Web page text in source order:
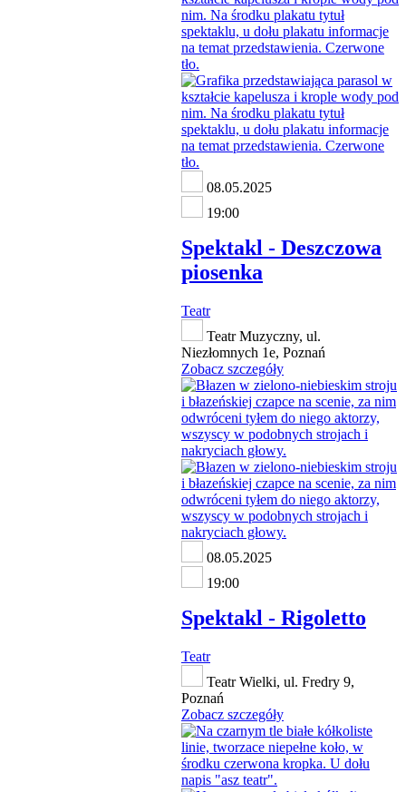
08.05.2025
19:00
Spektakl - Deszczowa
piosenka
Teatr
Teatr Muzyczny, ul.
Niezłomnych 1e, Poznań
Zobacz szczegóły
08.05.2025
19:00
Spektakl - Rigoletto
Teatr
Teatr Wielki, ul. Fredry 9,
Poznań
Zobacz szczegóły